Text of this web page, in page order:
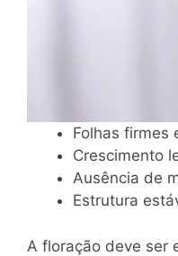
Folhas firmes
Crescimento
Ausência de
Estrutura
A floração deve ser